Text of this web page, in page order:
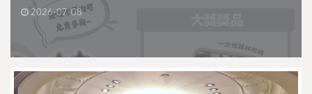
2026-07-08